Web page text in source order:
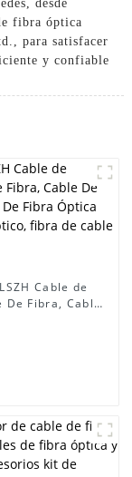
desde
fibra óptica
para satisfacer
y confiable
Cable de
De Fibra, Cable